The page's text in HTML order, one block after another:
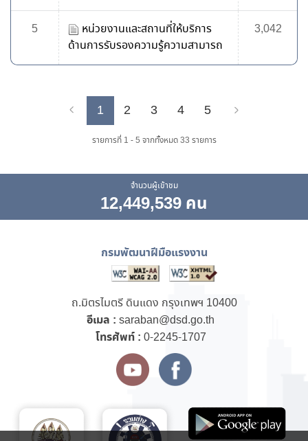
5
หน่วยงานและสถานที่ให้บริการ
ด้านการรับรองความรู้ความสามารถ
3,042
Previous
1 2 3 4 5
รายการที่ 1 - 5 จากทั้งหมด 33 รายการ
จำนวนผู้เข้าชม
12,449,539 คน
กรมพัฒนาฝีมือแรงงาน
ถ.มิตรไมตรี ดินแดง กรุงเทพฯ 10400
อีเมล : saraban@dsd.go.th
โทรศัพท์ : 0-2245-1707